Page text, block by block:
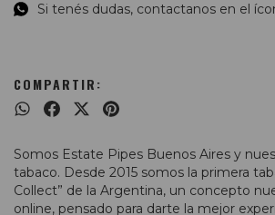
Si tenés dudas, contactanos en el
COMPARTIR:
Somos Estate Pipes Buenos Aires y
tabaco. Desde 2015 somos la primera
Collect” de la Argentina, un concepto
online, pensado para darte la mejor